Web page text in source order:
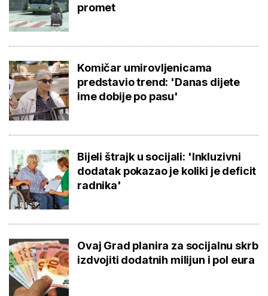
promet
Komičar umirovljenicama
predstavio trend: 'Danas dijete
ime dobije po pasu'
Bijeli štrajk u socijali: 'Inkluzivni
dodatak pokazao je koliki je deficit
radnika'
Ovaj Grad planira za socijalnu skrb
izdvojiti dodatnih milijun i pol eura